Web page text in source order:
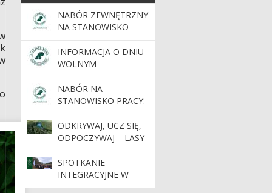
NABÓR ZEWNĘTRZNY
NA STANOWISKO
REFERENTA/SPECJALISTY
DS. ZAMÓWIEŃ
PUBLICZNYCH I
ADMINISTRACJI
INFORMACJA O DNIU
WOLNYM
(5.06.2026R.)
NABÓR NA
STANOWISKO PRACY:
REFERENT/SPECJALISTA
DS. ZAMÓWIEŃ
PUBLICZNYCH I
ADMINISTRACJI
(K/M*)
ODKRYWAJ, UCZ SIĘ,
ODPOCZYWAJ – LASY
PAŃSTWOWE
CZEKAJĄ NA CIEBIE
SPOTKANIE
INTEGRACYJNE W
NADLEŚNICTWIE